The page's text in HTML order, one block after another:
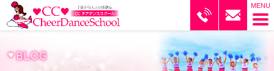
ブログ｜CCチアダンススクール